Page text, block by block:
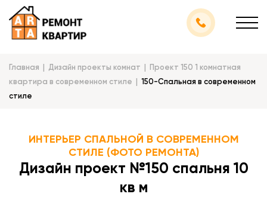
Главная Дизайн проекты комнат
Проект 150 1 комнатная
квартира в современном стиле
150-Спальная в современном
стиле
ИНТЕРЬЕР СПАЛЬНОЙ В СОВРЕМЕННОМ
СТИЛЕ (ФОТО РЕМОНТА)
Дизайн проект №150 спальня 10
кв м